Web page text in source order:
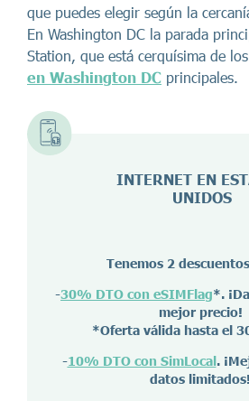
que puedes elegir según la
En Washington DC la parada
Station, que está cerquísima de los
en Washington DC principales.
INTERNET EN
UNIDOS
Tenemos 2
-30% DTO con eSIMFlag*.
mejor precio!
*Oferta válida hasta el
-10% DTO con SimLocal.
datos limitados!